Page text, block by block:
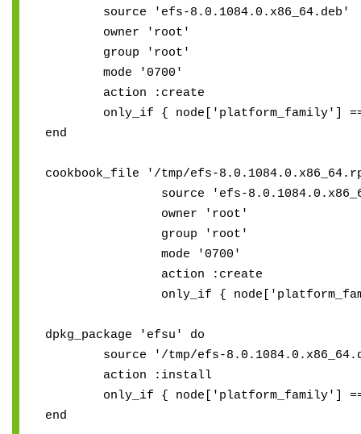
source 'efs-8.0.1084.0.x86_64.deb'
owner 'root'
group 'root'
mode '0700'
action :create
only_if { node['platform_family'] ==
end
cookbook_file '/tmp/efs-
source 'efs-
owner 'root'
group 'root'
mode '0700'
action :create
only_if {
dpkg_package 'efsu' do
source '/tmp/efs-
action :install
only_if { node['platform_family'] ==
end